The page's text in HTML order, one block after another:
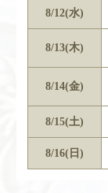
8/12(水)
8/13(木)
8/14(金)
8/15(土)
8/16(日)